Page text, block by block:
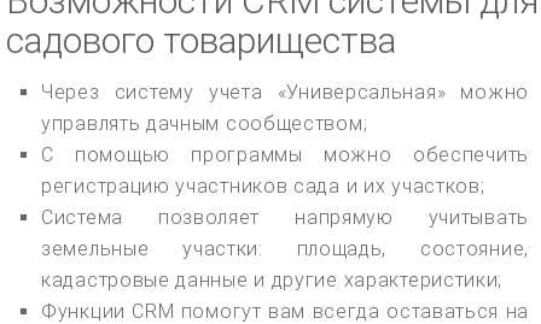
садового товарищества
Через систему учета «Универсальная» можно
управлять дачным сообществом;
С помощью программы можно обеспечить
регистрацию участников сада и их участков;
Система позволяет напрямую учитывать
земельные участки: площадь, состояние,
кадастровые данные и другие характеристики;
Функции CRM помогут вам всегда оставаться на